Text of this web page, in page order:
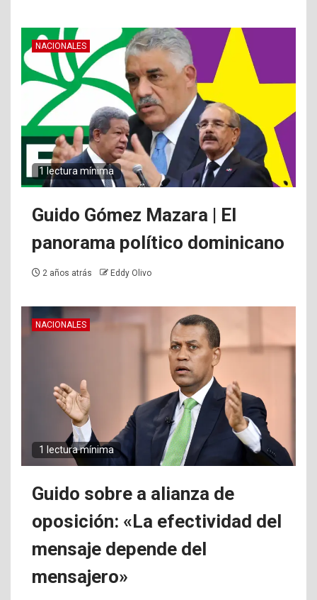
NACIONALES
1 lectura mínima
Guido Gómez Mazara | El
panorama político dominicano
2 años atrás Eddy Olivo
NACIONALES
1 lectura mínima
Guido sobre a alianza de
oposición: «La efectividad del
mensaje depende del
mensajero»